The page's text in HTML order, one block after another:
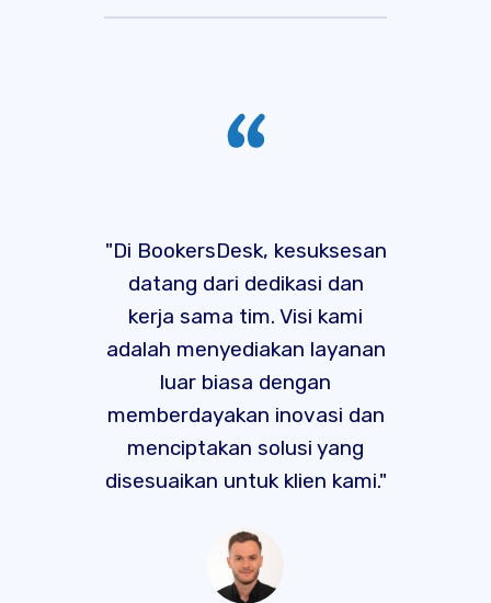
"Di BookersDesk, kesuksesan
datang dari dedikasi dan
kerja sama tim. Visi kami
adalah menyediakan layanan
luar biasa dengan
memberdayakan inovasi dan
menciptakan solusi yang
disesuaikan untuk klien kami."